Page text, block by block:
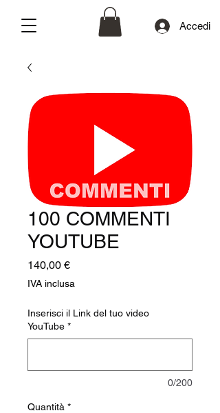
Accedi
100 COMMENTI
YOUTUBE
140,00 €Prezzo
IVA inclusa
Inserisci il Link del tuo video
YouTube *
0/200
Quantità *